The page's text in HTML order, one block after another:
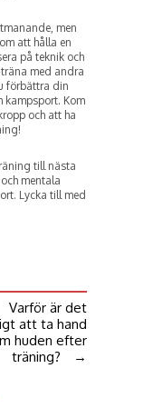
men
att hålla en
på teknik och
med andra
förbättra din
Kom
och att ha
till nästa
mentala
Lycka till med
Varför är det
att ta hand
huden efter
träning?
→